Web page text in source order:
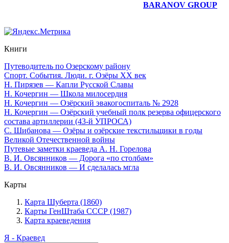
BARANOV GROUP
Книги
Путеводитель по Озерскому району
Спорт. События. Люди. г. Озёры XX век
Н. Пирязев — Капли Русской Славы
Н. Кочергин — Школа милосердия
Н. Кочергин — Озёрский эвакогоспиталь № 2928
Н. Кочергин — Озёрский учебный полк резерва офицерского
состава артиллерии (43-й УПРОСА)
С. Шибанова — Озёры и озёрские текстильщики в годы
Великой Отечественной войны
Путевые заметки краеведа А. Н. Горелова
В. И. Овсянников — Дорога «по столбам»
В. И. Овсянников — И сделалась мгла
Карты
Карта Шуберта (1860)
Карты ГенШтаба СССР (1987)
Карта краеведения
Я - Краевед